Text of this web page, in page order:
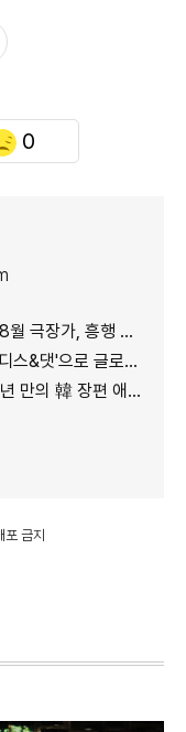
0
바통 이어갈 신작은
'으로 글로벌 질주
만의 韓 장편 애니
금지